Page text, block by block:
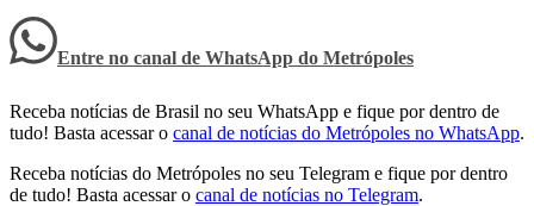
Entre no canal de WhatsApp do Metrópoles
Receba notícias de Brasil no seu WhatsApp e fique por dentro de
tudo! Basta acessar o canal de notícias do Metrópoles no WhatsApp.
Receba notícias do Metrópoles no seu Telegram e fique por dentro
de tudo! Basta acessar o canal de notícias no Telegram.